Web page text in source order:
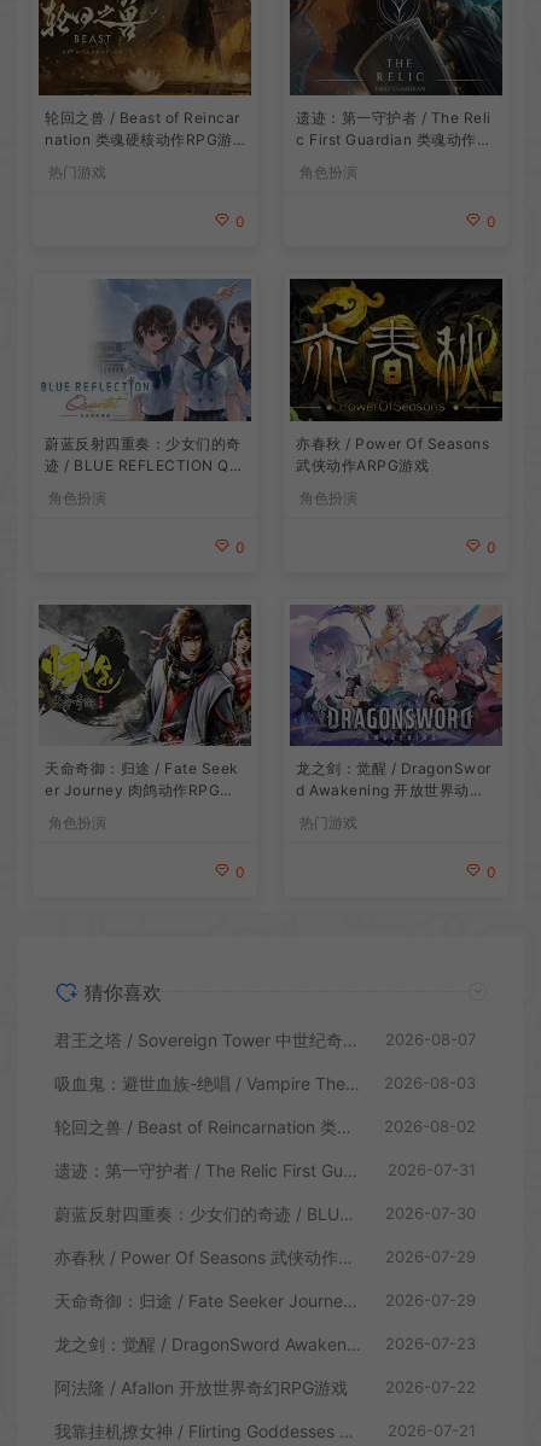
轮回之兽 / Beast of Reincar
nation 类魂硬核动作RPG游
热门游戏
0
遗迹：第一守护者 / The Reli
c First Guardian 类魂动作R
角色扮演
0
蔚蓝反射四重奏：少女们的奇
迹 / BLUE REFLECTION Qu
角色扮演
0
亦春秋 / Power Of Seasons
武侠动作ARPG游戏
角色扮演
0
天命奇御：归途 / Fate Seek
er Journey 肉鸽动作RPG游
角色扮演
0
龙之剑：觉醒 / DragonSwor
d Awakening 开放世界动作R
热门游戏
0
猜你喜欢
君王之塔 / Sovereign Tower 中世纪奇幻模拟RPG游戏 2026-08-07
吸血鬼：避世血族-绝唱 / Vampire The Masquerade Swansong 2026-08-03
轮回之兽 / Beast of Reincarnation 类魂硬核动作RPG游戏 2026-08-02
遗迹：第一守护者 / The Relic First Guardian 类魂动作RPG游戏 2026-07-31
蔚蓝反射四重奏：少女们的奇迹 / BLUE REFLECTION Quartet 卡通回合制RPG游戏 2026-07-30
亦春秋 / Power Of Seasons 武侠动作ARPG游戏 2026-07-29
天命奇御：归途 / Fate Seeker Journey 肉鸽动作RPG游戏 2026-07-29
龙之剑：觉醒 / DragonSword Awakening 开放世界动作RPG游戏 2026-07-23
阿法隆 / Afallon 开放世界奇幻RPG游戏 2026-07-22
我靠挂机撩女神 / Flirting Goddesses by AFK 休闲放置RPG游戏 2026-07-21